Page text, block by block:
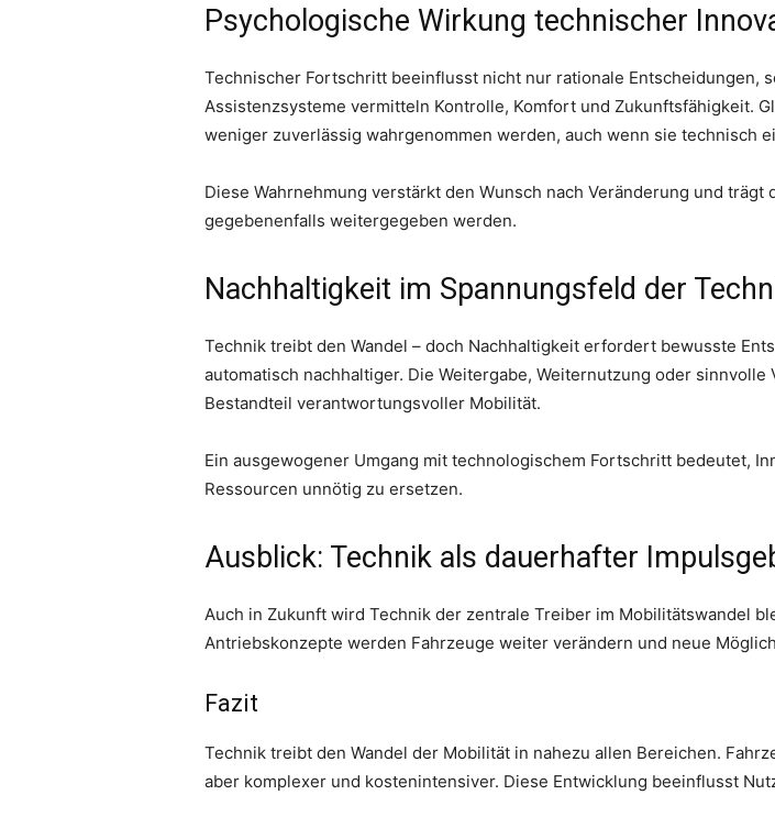
Psychologische Wirkung technischer
Technischer Fortschritt beeinflusst nicht nur rationale Entscheidungen,
Assistenzsysteme vermitteln Kontrolle, Komfort und Zukunftsfähigkeit.
weniger zuverlässig wahrgenommen werden, auch wenn sie technisch
Diese Wahrnehmung verstärkt den Wunsch nach Veränderung und
gegebenenfalls weitergegeben werden.
Nachhaltigkeit im Spannungsfeld der
Technik treibt den Wandel – doch Nachhaltigkeit erfordert bewusste
automatisch nachhaltiger. Die Weitergabe, Weiternutzung oder
Bestandteil verantwortungsvoller Mobilität.
Ein ausgewogener Umgang mit technologischem Fortschritt bedeutet,
Ressourcen unnötig zu ersetzen.
Ausblick: Technik als dauerhafter
Auch in Zukunft wird Technik der zentrale Treiber im Mobilitätswandel
Antriebskonzepte werden Fahrzeuge weiter verändern und neue
Fazit
Technik treibt den Wandel der Mobilität in nahezu allen Bereichen.
aber komplexer und kostenintensiver. Diese Entwicklung beeinflusst